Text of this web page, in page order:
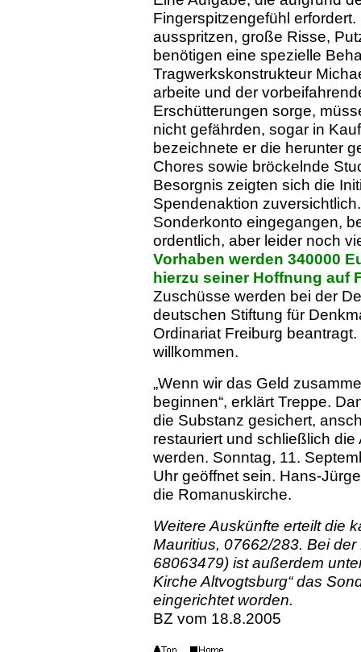
Fingerspitzengefühl
ausspritzen, große Risse,
benötigen eine spezielle
Tragwerkskonstrukteur
arbeite und der
Erschütterungen sorge,
nicht gefährden, sogar in
bezeichnete er die herunter
Chores sowie bröckelnde
Besorgnis zeigten sich die
Spendenaktion
Sonderkonto eingegangen,
ordentlich, aber leider noch
Vorhaben werden 340000
hierzu seiner Hoffnung auf
Zuschüsse werden bei der
deutschen Stiftung für
Ordinariat Freiburg
willkommen.
„Wenn wir das Geld
beginnen“, erklärt Treppe.
die Substanz gesichert,
restauriert und schließlich
werden. Sonntag, 11.
Uhr geöffnet sein. Hans-
die Romanuskirche.
Weitere Auskünfte erteilt die
Mauritius, 07662/283. Bei
68063479) ist außerdem
Kirche Altvogtsburg“ das
eingerichtet worden.
BZ vom 18.8.2005